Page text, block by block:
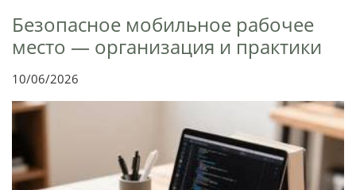
Безопасное мобильное рабочее
место — организация и практики
10/06/2026